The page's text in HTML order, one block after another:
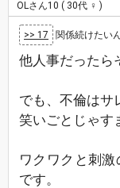
OLさん10 ( 30代 ♀ )
>> 17 関係続けたいんでしょ。 まぁ、
他人事だったら
でも、不倫はサ
笑いごとじゃす
ワクワクと刺
です。